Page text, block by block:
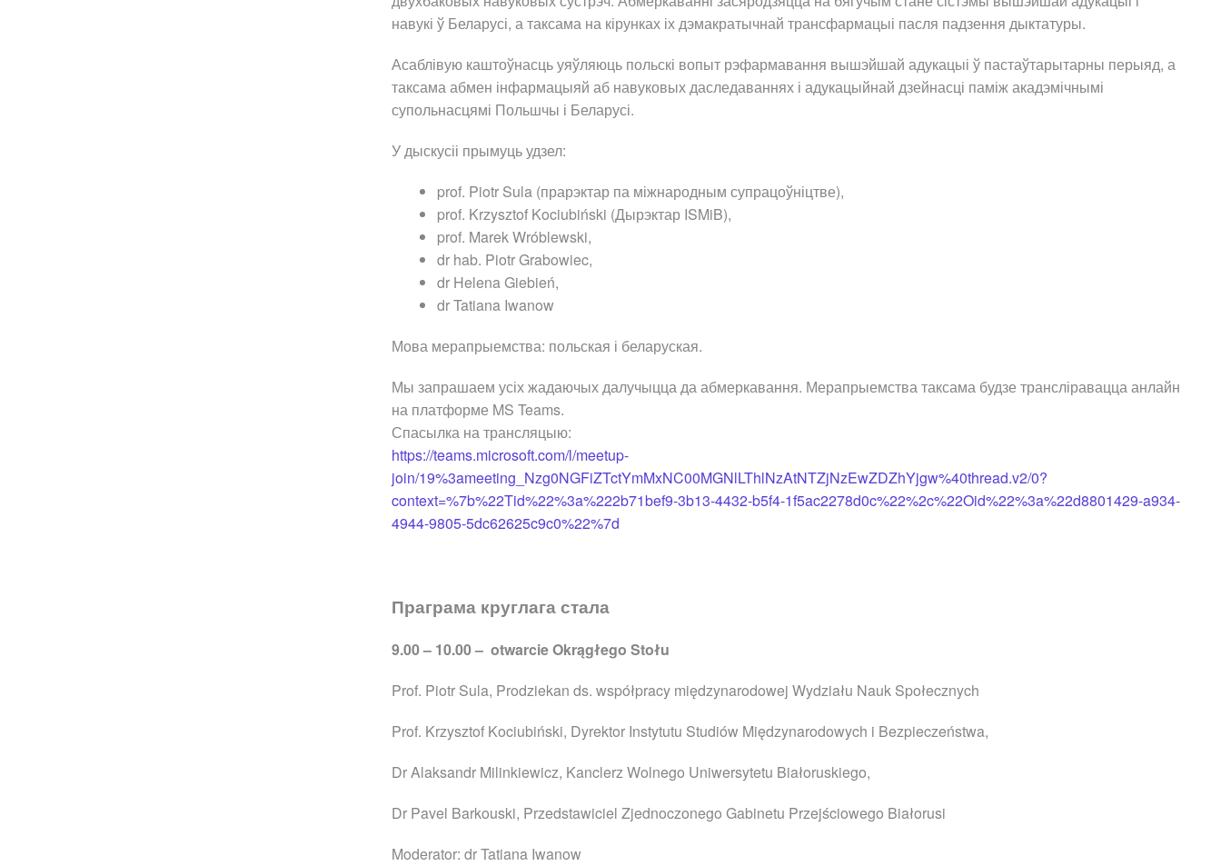
навукі ў Беларусі, а таксама на кірунках іх дэмакратычнай трансфармацыі пасля падзення дыктатуры.
Асаблівую каштоўнасць уяўляюць польскі вопыт рэфармавання вышэйшай адукацыі ў пастаўтарытарны перыяд, а
таксама абмен інфармацыяй аб навуковых даследаваннях і адукацыйнай дзейнасці паміж акадэмічнымі
супольнасцямі Польшчы і Беларусі.
У дыскусіі прымуць удзел:
prof. Piotr Sula (прарэктар па міжнародным супрацоўніцтве),
prof. Krzysztof Kociubiński (Дырэктар ISMiB),
prof. Marek Wróblewski,
dr hab. Piotr Grabowiec,
dr Helena Giebień,
dr Tatiana Iwanow
Мова мерапрыемства: польская і беларуская.
Мы запрашаем усіх жадаючых далучыцца да абмеркавання. Мерапрыемства таксама будзе трансліравацца анлайн
на платформе MS Teams.
Спасылка на трансляцыю:
https://teams.microsoft.com/l/meetup-
join/19%3ameeting_Nzg0NGFiZTctYmMxNC00MGNlLThlNzAtNTZjNzEwZDZhYjgw%40thread.v2/0?
context=%7b%22Tid%22%3a%222b71bef9-3b13-4432-b5f4-1f5ac2278d0c%22%2c%22Oid%22%3a%22d8801429-a934-
4944-9805-5dc62625c9c0%22%7d
Праграма круглага стала
9.00 – 10.00 – otwarcie Okrągłego Stołu
Prof. Piotr Sula, Prodziekan ds. współpracy międzynarodowej Wydziału Nauk Społecznych
Prof. Krzysztof Kociubiński, Dyrektor Instytutu Studiów Międzynarodowych i Bezpieczeństwa,
Dr Alaksandr Milinkiewicz, Kanclerz Wolnego Uniwersytetu Białoruskiego,
Dr Pavel Barkouski, Przedstawiciel Zjednoczonego Gabinetu Przejściowego Białorusi
Moderator: dr Tatiana Iwanow